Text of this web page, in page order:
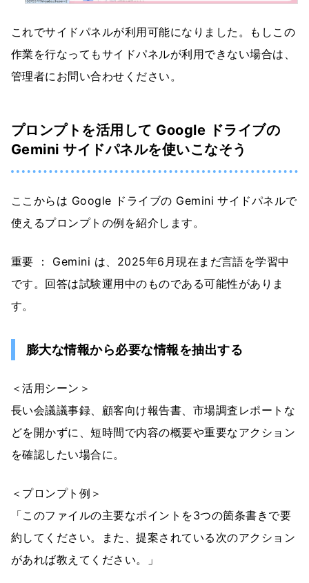
これでサイドパネルが利用可能になりました。もしこの
作業を行なってもサイドパネルが利用できない場合は、
管理者にお問い合わせください。
プロンプトを活用して Google ドライブの
Gemini サイドパネルを使いこなそう
ここからは Google ドライブの Gemini サイドパネルで
使えるプロンプトの例を紹介します。
重要 ： Gemini は、2025年6月現在まだ言語を学習中
です。回答は試験運用中のものである可能性がありま
す。
膨大な情報から必要な情報を抽出する
＜活用シーン＞
長い会議議事録、顧客向け報告書、市場調査レポートな
どを開かずに、短時間で内容の概要や重要なアクション
を確認したい場合に。
＜プロンプト例＞
「このファイルの主要なポイントを3つの箇条書きで要
約してください。また、提案されている次のアクション
があれば教えてください。」